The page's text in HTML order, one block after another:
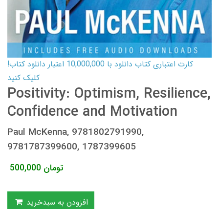
کارت اعتباری کتاب دانلود با 10,000,000 اعتبار دانلود کتاب!
کلیک کنید
Positivity: Optimism, Resilience,
Confidence and Motivation
Paul McKenna, 9781802791990,
9781787399600, 1787399605
500,000 تومان
افزودن به سبدخرید